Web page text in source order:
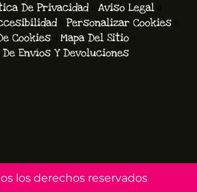
De Privacidad
Aviso Legal
Personalizar Cookies
Cookies
Mapa Del Sitio
Envíos Y Devoluciones
los derechos reservados